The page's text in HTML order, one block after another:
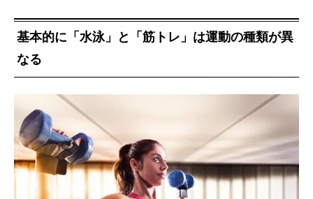
基本的に「水泳」と「筋トレ」は運動の種類が異
なる